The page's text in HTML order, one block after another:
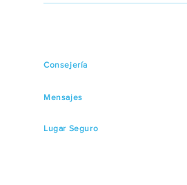
Consejería
Mensajes
Lugar Seguro